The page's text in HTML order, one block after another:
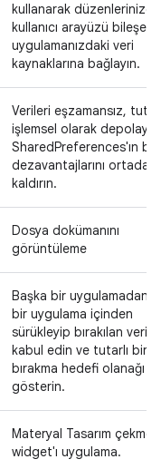
kullanarak
kullanıcı arayüzü
uygulamanızdaki veri
kaynaklarına bağlayın.
Verileri eşzamansız,
işlemsel olarak
SharedPreferences'ın
dezavantajlarını ortadan
kaldırın.
Dosya dokümanını
görüntüleme
Başka bir uygulamadan
bir uygulama içinden
sürükleyip bırakılan
kabul edin ve tutarlı bir
bırakma hedefi olanağı
gösterin.
Materyal Tasarım
widget'ı uygulama.